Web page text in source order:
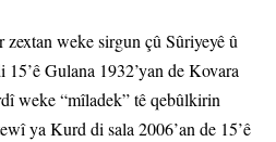
weke sirgun çû Sûriyeyê û
Gulana 1932’yan de Kovara
weke “mîladek” tê qebûlkirin
ya Kurd di sala 2006’an de 15’ê